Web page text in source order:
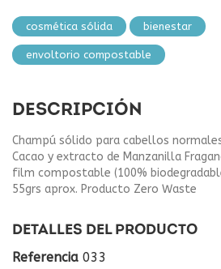
cosmética sólida bienestar
envoltorio compostable
DESCRIPCIÓN
Champú sólido para cabellos
Cacao y extracto de Manzanilla
film compostable (100% biodegradable)
55grs aprox. Producto Zero Waste
DETALLES DEL PRODUCTO
Referencia 033